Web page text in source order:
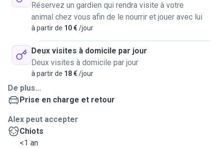
Réservez un gardien qui rendra visite à votre
animal chez vous afin de le nourrir et jouer avec lui
à partir de 10 €/jour
Deux visites à domicile par jour
Deux visites à domicile par jour
à partir de 18 €/jour
De plus...
Prise en charge et retour
Alex peut accepter
Chiots
<1 an